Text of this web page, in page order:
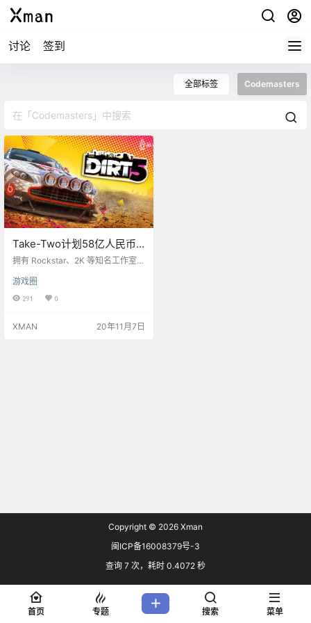
讨论 签到
全部标签 Codemasters
Take-Two计划58亿人民币
收购《尘埃》开发商
拥有 Rockstar、2K 等知名工作室的
以 7.4 亿欧元（约合 58 亿人民币）
收购《赛车计划》、《尘埃》系列
此次收购，希望借助 Take-Two Int
游戏圈
291 0
XMAN 20年11月7日
Copyright © 2026 Xman
闽ICP备16008379号-3
查询 7 次，耗时 0.4072 秒
首页 专题 搜索 菜单